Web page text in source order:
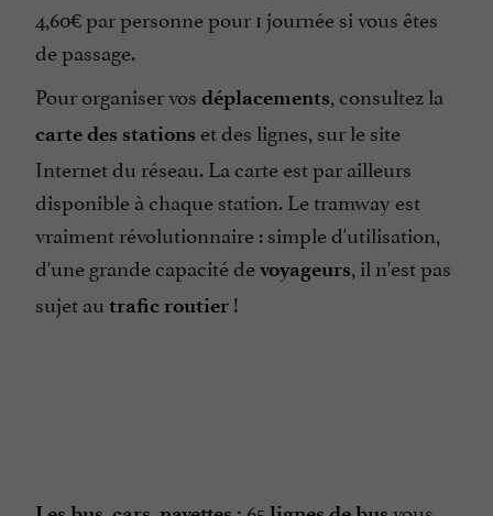
4,60€ par personne pour 1 journée si vous êtes
de passage.
Pour organiser vos déplacements, consultez la
carte des stations et des lignes, sur le site
Internet du réseau. La carte est par ailleurs
disponible à chaque station. Le tramway est
vraiment révolutionnaire : simple d'utilisation,
d'une grande capacité devoyageurs, il n'est pas
sujet au trafic routier !